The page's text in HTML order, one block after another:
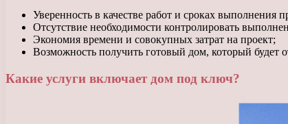
Уверенность в качестве работ и сроках выполнения
Отсутствие необходимости контролировать
Экономия времени и совокупных затрат на проект;
Возможность получить готовый дом, который будет
Какие услуги включает дом под ключ?